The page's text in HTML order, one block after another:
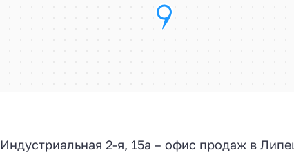
Индустриальная 2-я, 15а – офис продаж в